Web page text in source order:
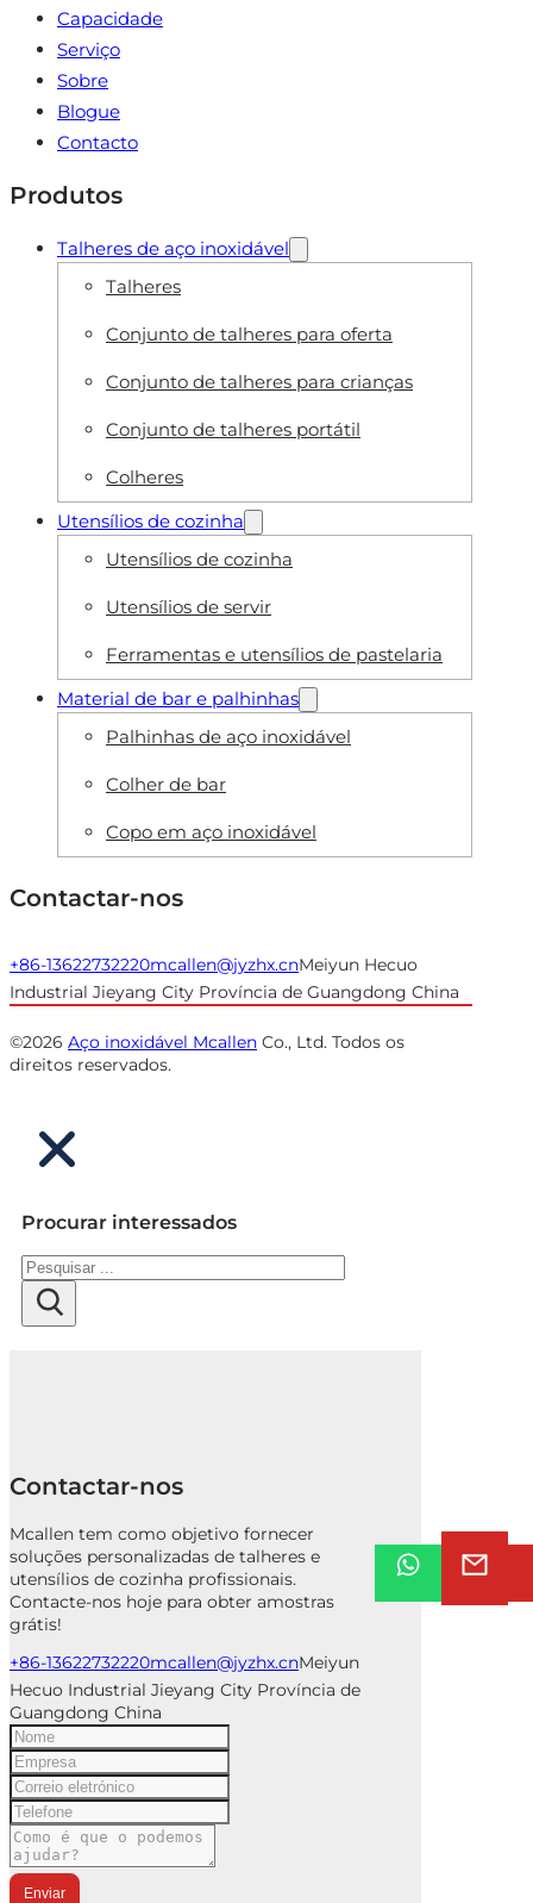
Capacidade
Serviço
Sobre
Blogue
Contacto
Produtos
Talheres de aço inoxidável
Talheres
Conjunto de talheres para oferta
Conjunto de talheres para crianças
Conjunto de talheres portátil
Colheres
Utensílios de cozinha
Utensílios de cozinha
Utensílios de servir
Ferramentas e utensílios de pastelaria
Material de bar e palhinhas
Palhinhas de aço inoxidável
Colher de bar
Copo em aço inoxidável
Contactar-nos
+86-13622732220mcallen@jyzhx.cnMeiyun Hecuo
Industrial Jieyang City Província de Guangdong China
©2026 Aço inoxidável Mcallen Co., Ltd. Todos os
direitos reservados.
Procurar interessados
Pesquisar
Contactar-nos
Mcallen tem como objetivo fornecer
soluções personalizadas de talheres e
utensílios de cozinha profissionais.
Contacte-nos hoje para obter amostras
grátis!
+86-13622732220mcallen@jyzhx.cnMeiyun
Hecuo Industrial Jieyang City Província de
Guangdong China
Enviar